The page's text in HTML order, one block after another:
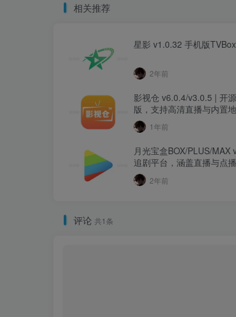
相关推荐
星影 v1.0.32 手机版
2年前
影视仓 v6.0.4/v3.0.5 | 开
版，支持高清直播与内置
1年前
月光宝盒BOX/PLUS/MAX
追剧平台，涵盖直播与点
2年前
评论 共1条